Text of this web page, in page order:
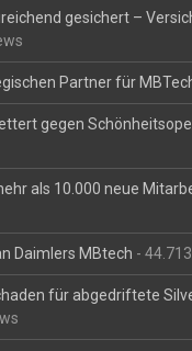
gesichert –
Partner für
gegen
als 10.000 neue
Daimlers MBtech -
für abgedriftete